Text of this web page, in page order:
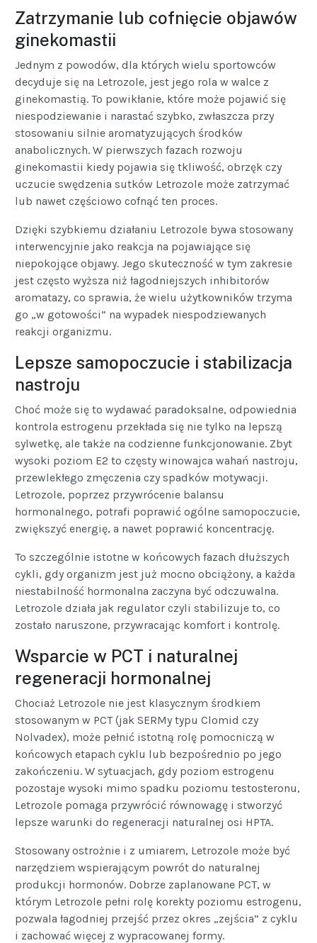
Zatrzymanie lub cofnięcie objawów
ginekomastii
Jednym z powodów, dla których wielu sportowców
decyduje się na Letrozole, jest jego rola w walce z
ginekomastią. To powikłanie, które może pojawić się
niespodziewanie i narastać szybko, zwłaszcza przy
stosowaniu silnie aromatyzujących środków
anabolicznych. W pierwszych fazach rozwoju
ginekomastii kiedy pojawia się tkliwość, obrzęk czy
uczucie swędzenia sutków Letrozole może zatrzymać
lub nawet częściowo cofnąć ten proces.
Dzięki szybkiemu działaniu Letrozole bywa stosowany
interwencyjnie jako reakcja na pojawiające się
niepokojące objawy. Jego skuteczność w tym zakresie
jest często wyższa niż łagodniejszych inhibitorów
aromatazy, co sprawia, że wielu użytkowników trzyma
go „w gotowości” na wypadek niespodziewanych
reakcji organizmu.
Lepsze samopoczucie i stabilizacja
nastroju
Choć może się to wydawać paradoksalne, odpowiednia
kontrola estrogenu przekłada się nie tylko na lepszą
sylwetkę, ale także na codzienne funkcjonowanie. Zbyt
wysoki poziom E2 to częsty winowajca wahań nastroju,
przewlekłego zmęczenia czy spadków motywacji.
Letrozole, poprzez przywrócenie balansu
hormonalnego, potrafi poprawić ogólne samopoczucie,
zwiększyć energię, a nawet poprawić koncentrację.
To szczególnie istotne w końcowych fazach dłuższych
cykli, gdy organizm jest już mocno obciążony, a każda
niestabilność hormonalna zaczyna być odczuwalna.
Letrozole działa jak regulator czyli stabilizuje to, co
zostało naruszone, przywracając komfort i kontrolę.
Wsparcie w PCT i naturalnej
regeneracji hormonalnej
Chociaż Letrozole nie jest klasycznym środkiem
stosowanym w PCT (jak SERMy typu Clomid czy
Nolvadex), może pełnić istotną rolę pomocniczą w
końcowych etapach cyklu lub bezpośrednio po jego
zakończeniu. W sytuacjach, gdy poziom estrogenu
pozostaje wysoki mimo spadku poziomu testosteronu,
Letrozole pomaga przywrócić równowagę i stworzyć
lepsze warunki do regeneracji naturalnej osi HPTA.
Stosowany ostrożnie i z umiarem, Letrozole może być
narzędziem wspierającym powrót do naturalnej
produkcji hormonów. Dobrze zaplanowane PCT, w
którym Letrozole pełni rolę korekty poziomu estrogenu,
pozwala łagodniej przejść przez okres „zejścia” z cyklu
i zachować więcej z wypracowanej formy.